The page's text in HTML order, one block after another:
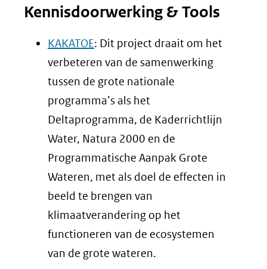
Kennisdoorwerking & Tools
KAKATOE: Dit project draait om het
verbeteren van de samenwerking
tussen de grote nationale
programma’s als het
Deltaprogramma, de Kaderrichtlijn
Water, Natura 2000 en de
Programmatische Aanpak Grote
Wateren, met als doel de effecten in
beeld te brengen van
klimaatverandering op het
functioneren van de ecosystemen
van de grote wateren.